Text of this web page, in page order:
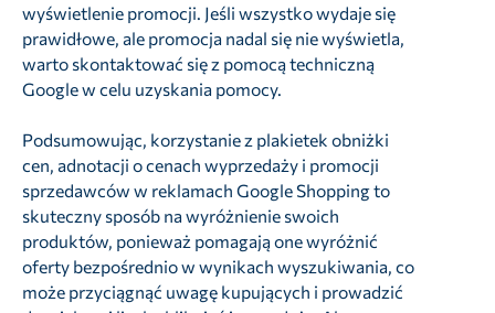
wyświetlenie promocji. Jeśli wszystko wydaje się
prawidłowe, ale promocja nadal się nie wyświetla,
warto skontaktować się z pomocą techniczną
Google w celu uzyskania pomocy.
Podsumowując, korzystanie z plakietek obniżki
cen, adnotacji o cenach wyprzedaży i promocji
sprzedawców w reklamach Google Shopping to
skuteczny sposób na wyróżnienie swoich
produktów, ponieważ pomagają one wyróżnić
oferty bezpośrednio w wynikach wyszukiwania, co
może przyciągnąć uwagę kupujących i prowadzić